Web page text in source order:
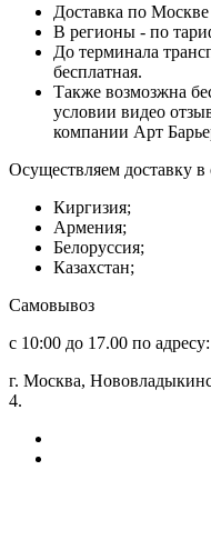
Доставка по
В регионы - по
До терминала
бесплатная.
Также возмозжна
условии видео
компании Арт
Осуществляем доставку
Киргизия;
Армения;
Белоруссия;
Казахстан;
Самовывоз
с 10:00 до 17.00 по адресу:
г. Москва,
4.